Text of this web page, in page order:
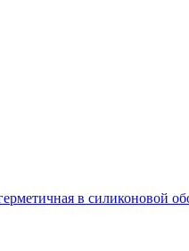
в силиконовой